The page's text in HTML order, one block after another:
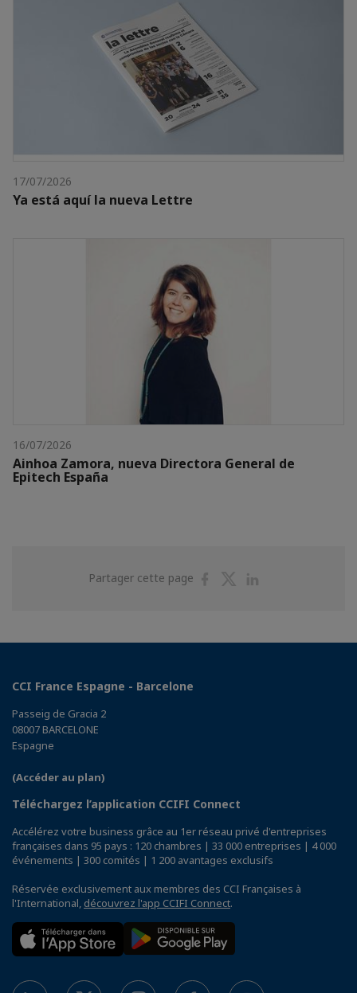
17/07/2026
Ya está aquí la nueva Lettre
16/07/2026
Ainhoa Zamora, nueva Directora General de
Epitech España
Partager cette page
PartagerPartager
CCI France Espagne - Barcelone
Passeig de Gracia 2
08007 BARCELONE
Espagne
(Accéder au plan)
Téléchargez l’application CCIFI Connect
Accélérez votre business grâce au 1er réseau privé d'entreprises
françaises dans 95 pays : 120 chambres | 33 000 entreprises | 4 000
événements | 300 comités | 1 200 avantages exclusifs
Réservée exclusivement aux membres des CCI Françaises à
l'International, découvrez l'app CCIFI Connect.